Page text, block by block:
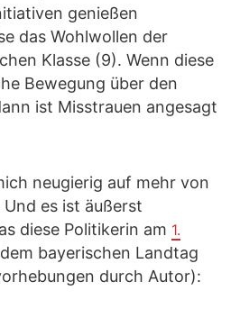
genießen
das Wohlwollen der
Klasse (9). Wenn diese
Bewegung über den
ist Misstrauen angesagt
neugierig auf mehr von
es ist äußerst
diese Politikerin am 1.
bayerischen Landtag
durch Autor):